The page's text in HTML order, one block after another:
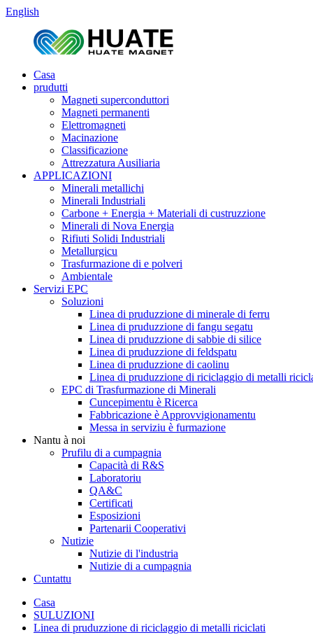
English
Casa
prudutti
Magneti superconduttori
Magneti permanenti
Elettromagneti
Macinazione
Classificazione
Attrezzatura Ausiliaria
APPLICAZIONI
Minerali metallichi
Minerali Industriali
Carbone + Energia + Materiali di custruzzione
Minerali di Nova Energia
Rifiuti Solidi Industriali
Metallurgicu
Trasfurmazione di e polveri
Ambientale
Servizi EPC
Soluzioni
Linea di pruduzzione di minerale di ferru
Linea di pruduzzione di fangu segatu
Linea di pruduzzione di sabbie di silice
Linea di pruduzzione di feldspatu
Linea di pruduzzione di caolinu
Linea di pruduzzione di riciclaggio di metalli
EPC di Trasfurmazione di Minerali
Cuncepimentu è Ricerca
Fabbricazione è Approvvigionamentu
Messa in serviziu è furmazione
Nantu à noi
Prufilu di a cumpagnia
Capacità di R&S
Laboratoriu
QA&C
Certificati
Esposizioni
Partenarii Cooperativi
Nutizie
Nutizie di l'industria
Nutizie di a cumpagnia
Cuntattu
Casa
SULUZIONI
Linea di pruduzzione di riciclaggio di metalli riciclati